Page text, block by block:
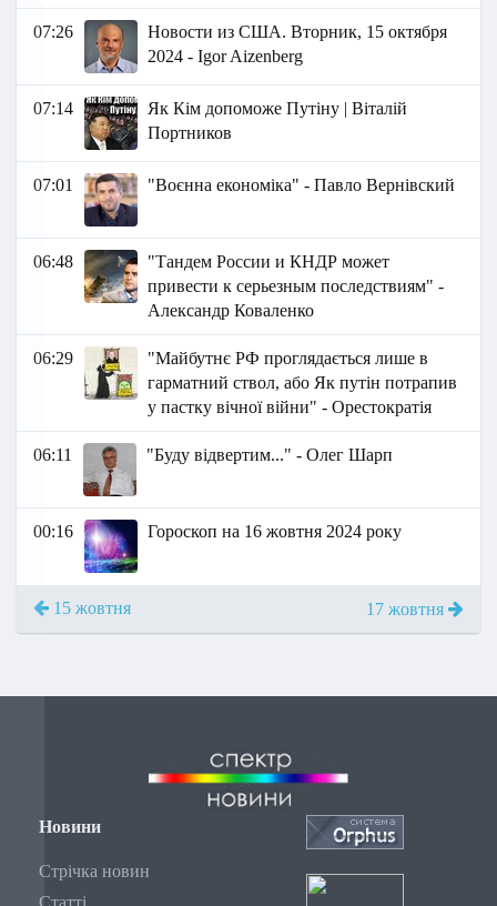
07:26
Новости из США. Вторник, 15 октября
2024 - Igor Aizenberg
07:14
Як Кім допоможе Путіну | Віталій
Портников
07:01 "Воєнна економіка" - Павло Вернівский
06:48
"Тандем России и КНДР может
привести к серьезным последствиям" -
Александр Коваленко
06:29
"Майбутнє РФ проглядається лише в
гарматний ствол, або Як путін потрапив
у пастку вічної війни" - Орестократія
06:11 "Буду відвертим..." - Олег Шарп
00:16 Гороскоп на 16 жовтня 2024 року
15 жовтня 17 жовтня
Новини
Стрічка новин